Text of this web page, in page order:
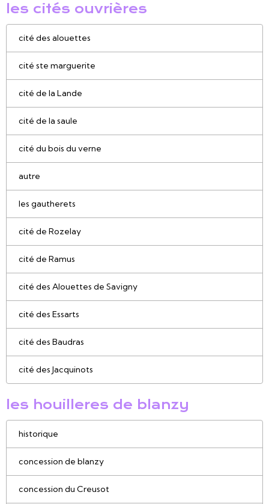
les cités ouvrières
cité des alouettes
cité ste marguerite
cité de la Lande
cité de la saule
cité du bois du verne
autre
les gautherets
cité de Rozelay
cité de Ramus
cité des Alouettes de Savigny
cité des Essarts
cité des Baudras
cité des Jacquinots
les houilleres de blanzy
historique
concession de blanzy
concession du Creusot